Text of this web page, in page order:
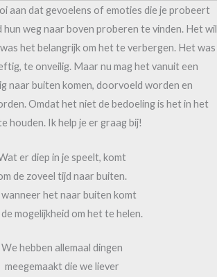
aan dat gevoelens of emoties die je probeert
weg naar boven proberen te vinden. Het wil
het belangrijk om het te verbergen. Het was
te onveilig. Maar nu mag het vanuit een
naar buiten komen, doorvoeld worden en
Omdat het niet de bedoeling is het in het
houden. Ik help je er graag bij!
er diep in je speelt, komt
de zoveel tijd naar buiten.
wanneer het naar buiten komt
mogelijkheid om het te helen.
We hebben allemaal dingen
meegemaakt die we liever